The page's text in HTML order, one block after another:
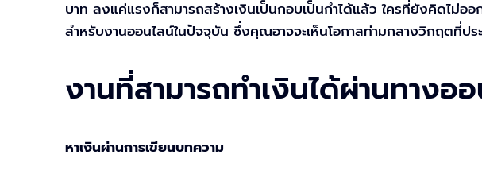
บาท ลงแค่แรงก็สามารถสร้างเงินเป็นกอบเป็นกำได้แล้ว ใครที่ยังคิดไม่อ
สำหรับงานออนไลน์ในปัจจุบัน ซึ่งคุณอาจจะเห็นโอกาสท่ามกลางวิกฤตที่ปร
งานที่สามารถทำเงินได้ผ่านทางอ
หาเงินผ่านการเขียนบทความ